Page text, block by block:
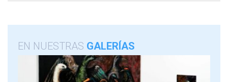
EN NUESTRAS GALERÍAS